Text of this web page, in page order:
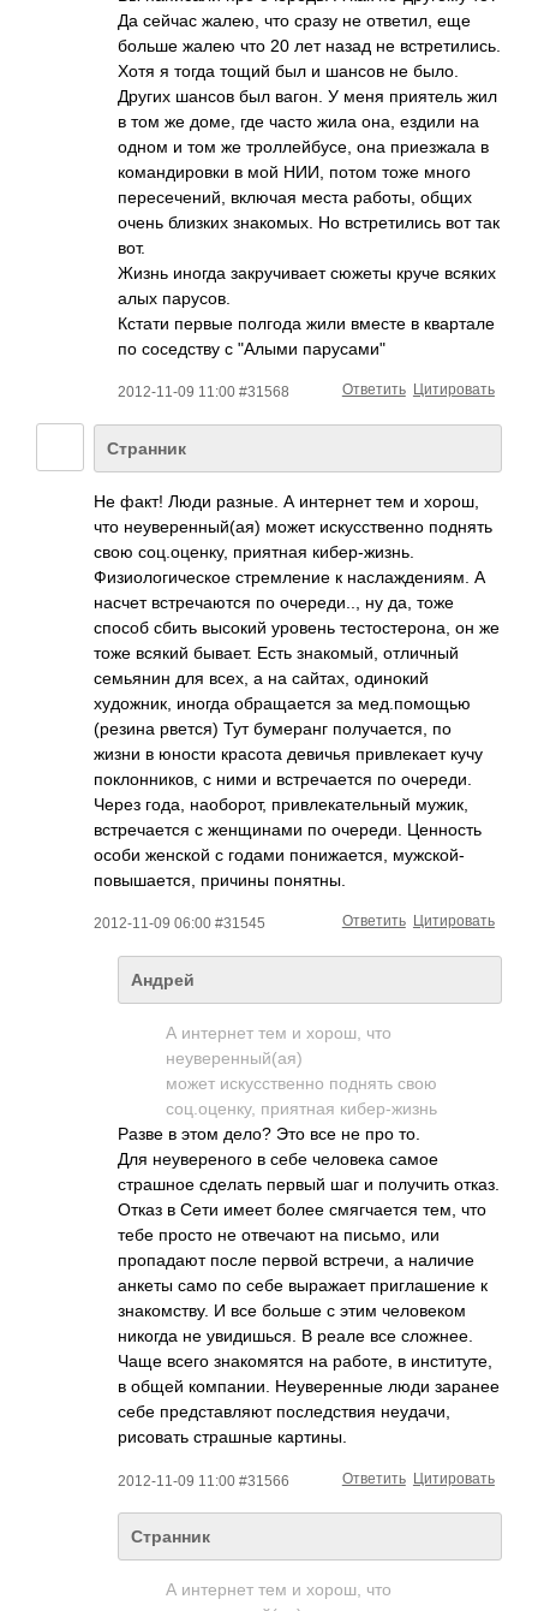
Да сейчас жалею, что сразу не ответил, еще
больше жалею что 20 лет назад не встретились.
Хотя я тогда тощий был и шансов не было.
Других шансов был вагон. У меня приятель жил
в том же доме, где часто жила она, ездили на
одном и том же троллейбусе, она приезжала в
командировки в мой НИИ, потом тоже много
пересечений, включая места работы, общих
очень близких знакомых. Но встретились вот так
вот.
Жизнь иногда закручивает сюжеты круче всяких
алых парусов.
Кстати первые полгода жили вместе в квартале
по соседству с "Алыми парусами"
2012-11-09 11:00 #31568 Цитировать
Ответить
Странник
Не факт! Люди разные. А интернет тем и хорош,
что неуверенный(ая) может искусственно поднять
свою соц.оценку, приятная кибер-жизнь.
Физиологическое стремление к наслаждениям. А
насчет встречаются по очереди.., ну да, тоже
способ сбить высокий уровень тестостерона, он же
тоже всякий бывает. Есть знакомый, отличный
семьянин для всех, а на сайтах, одинокий
художник, иногда обращается за мед.помощью
(резина рвется) Тут бумеранг получается, по
жизни в юности красота девичья привлекает кучу
поклонников, с ними и встречается по очереди.
Через года, наоборот, привлекательный мужик,
встречается с женщинами по очереди. Ценность
особи женской с годами понижается, мужской-
повышается, причины понятны.
2012-11-09 06:00 #31545 Цитировать
Ответить
Андрей
А интернет тем и хорош, что
неуверенный(ая)
может искусственно поднять свою
соц.оценку, приятная кибер-жизнь
Разве в этом дело? Это все не про то.
Для неувереного в себе человека самое
страшное сделать первый шаг и получить отказ.
Отказ в Сети имеет более смягчается тем, что
тебе просто не отвечают на письмо, или
пропадают после первой встречи, а наличие
анкеты само по себе выражает приглашение к
знакомству. И все больше с этим человеком
никогда не увидишься. В реале все сложнее.
Чаще всего знакомятся на работе, в институте,
в общей компании. Неуверенные люди заранее
себе представляют последствия неудачи,
рисовать страшные картины.
2012-11-09 11:00 #31566 Цитировать
Ответить
Странник
А интернет тем и хорош, что